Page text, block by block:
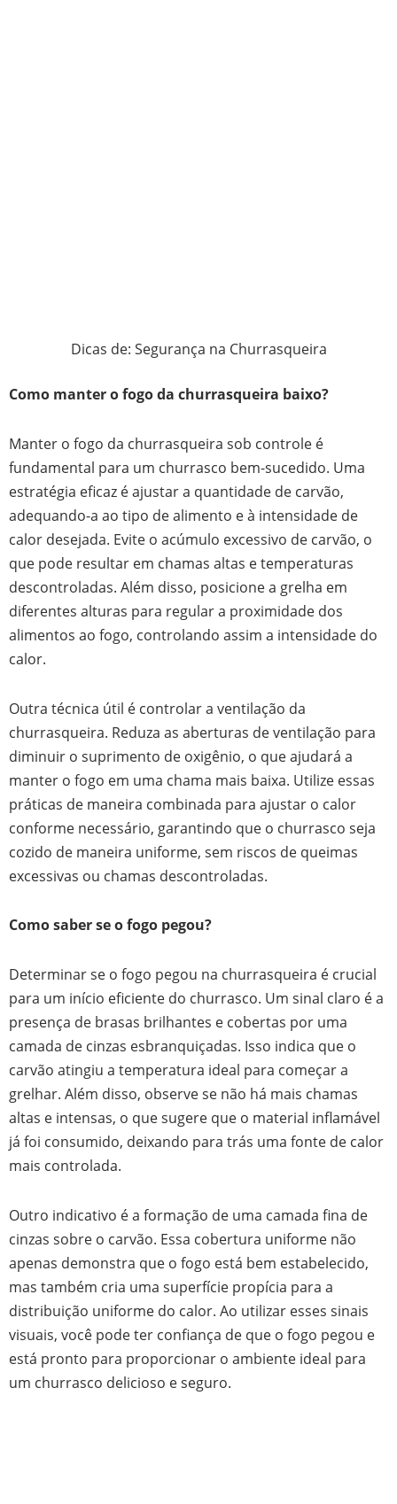
Dicas de: Segurança na Churrasqueira
Como manter o fogo da churrasqueira baixo?
Manter o fogo da churrasqueira sob controle é
fundamental para um churrasco bem-sucedido. Uma
estratégia eficaz é ajustar a quantidade de carvão,
adequando-a ao tipo de alimento e à intensidade de
calor desejada. Evite o acúmulo excessivo de carvão, o
que pode resultar em chamas altas e temperaturas
descontroladas. Além disso, posicione a grelha em
diferentes alturas para regular a proximidade dos
alimentos ao fogo, controlando assim a intensidade do
calor.
Outra técnica útil é controlar a ventilação da
churrasqueira. Reduza as aberturas de ventilação para
diminuir o suprimento de oxigênio, o que ajudará a
manter o fogo em uma chama mais baixa. Utilize essas
práticas de maneira combinada para ajustar o calor
conforme necessário, garantindo que o churrasco seja
cozido de maneira uniforme, sem riscos de queimas
excessivas ou chamas descontroladas.
Como saber se o fogo pegou?
Determinar se o fogo pegou na churrasqueira é crucial
para um início eficiente do churrasco. Um sinal claro é a
presença de brasas brilhantes e cobertas por uma
camada de cinzas esbranquiçadas. Isso indica que o
carvão atingiu a temperatura ideal para começar a
grelhar. Além disso, observe se não há mais chamas
altas e intensas, o que sugere que o material inflamável
já foi consumido, deixando para trás uma fonte de calor
mais controlada.
Outro indicativo é a formação de uma camada fina de
cinzas sobre o carvão. Essa cobertura uniforme não
apenas demonstra que o fogo está bem estabelecido,
mas também cria uma superfície propícia para a
distribuição uniforme do calor. Ao utilizar esses sinais
visuais, você pode ter confiança de que o fogo pegou e
está pronto para proporcionar o ambiente ideal para
um churrasco delicioso e seguro.